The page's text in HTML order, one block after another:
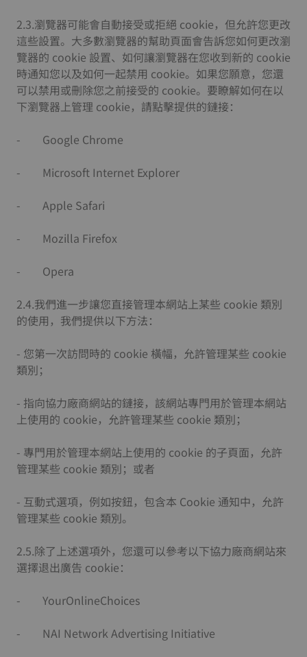
2.3.瀏覽器可能會自動接受或拒絕 cookie，但允許您更改
這些設置。大多數瀏覽器的幫助頁面會告訴您如何更改瀏
覽器的 cookie 設置、如何讓瀏覽器在您收到新的 cookie
時通知您以及如何一起禁用 cookie。如果您願意，您還
可以禁用或刪除您之前接受的 cookie。要瞭解如何在以
下瀏覽器上管理 cookie，請點擊提供的鏈接：
- Google Chrome
- Microsoft Internet Explorer
- Apple Safari
- Mozilla Firefox
- Opera
2.4.我們進一步讓您直接管理本網站上某些 cookie 類別
的使用，我們提供以下方法：
- 您第一次訪問時的 cookie 橫幅，允許管理某些 cookie
類別；
- 指向協力廠商網站的鏈接，該網站專門用於管理本網站
上使用的 cookie，允許管理某些 cookie 類別；
- 專門用於管理本網站上使用的 cookie 的子頁面，允許
管理某些 cookie 類別；或者
- 互動式選項，例如按鈕，包含本 Cookie 通知中，允許
管理某些 cookie 類別。
2.5.除了上述選項外，您還可以參考以下協力廠商網站來
選擇退出廣告 cookie：
- YourOnlineChoices
- NAI Network Advertising Initiative